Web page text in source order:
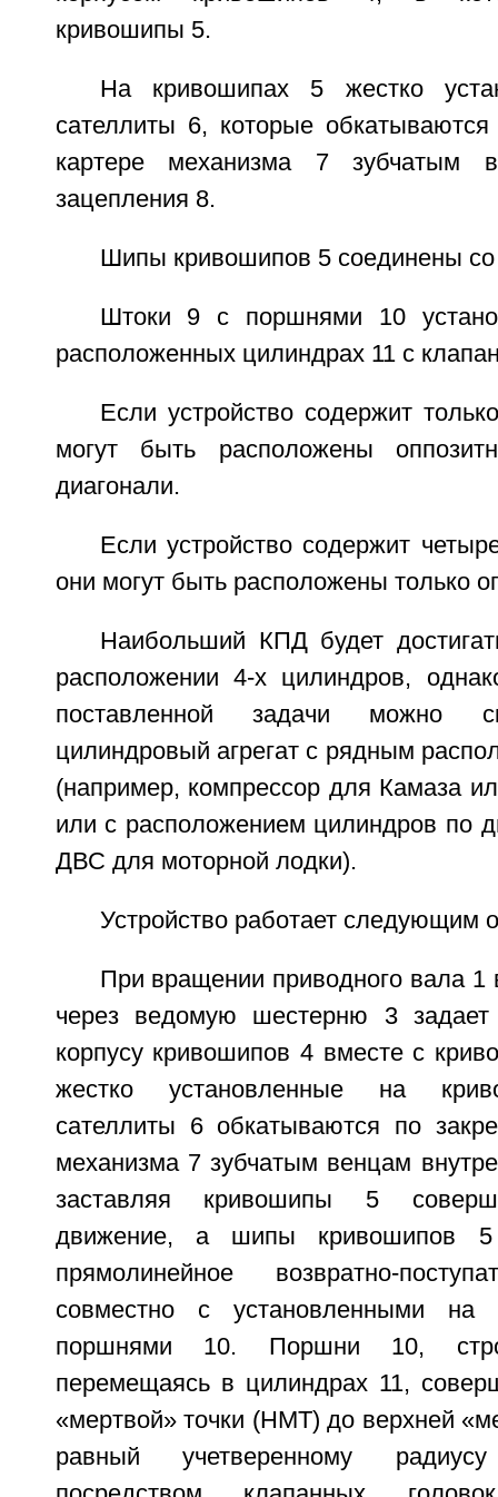
кривошипы 5.
На кривошипах 5 жестко
сателлиты 6, которые
картере механизма 7 зубчатым
зацепления 8.
Шипы кривошипов 5 соединены
Штоки 9 с поршнями 10
расположенных цилиндрах 11 с
Если устройство содержит
могут быть расположены
диагонали.
Если устройство содержит
они могут быть расположены только
Наибольший КПД будет
расположении 4-х цилиндров,
поставленной задачи можно
цилиндровый агрегат с рядным
(например, компрессор для Камаза
или с расположением цилиндров по
ДВС для моторной лодки).
Устройство работает следующим
При вращении приводного вала
через ведомую шестерню 3 задает
корпусу кривошипов 4 вместе с
жестко установленные на
сателлиты 6 обкатываются по
механизма 7 зубчатым венцам
заставляя кривошипы 5
движение, а шипы кривошипов 5
прямолинейное возвратно-
совместно с установленными
поршнями 10. Поршни 10,
перемещаясь в цилиндрах 11,
«мертвой» точки (НМТ) до верхней
равный учетверенному